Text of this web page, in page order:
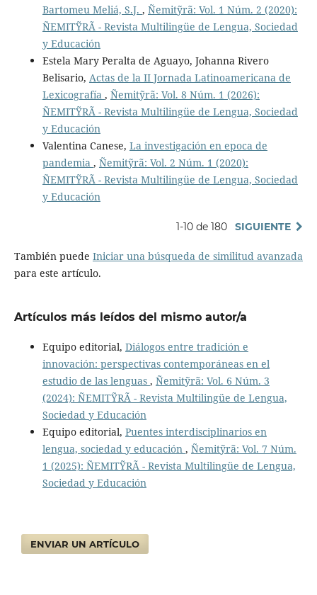
Bartomeu Meliá, S.J. , Ñemitỹrã: Vol. 1 Núm. 2 (2020):
ÑEMITỸRÃ - Revista Multilingüe de Lengua, Sociedad
y Educación
Estela Mary Peralta de Aguayo, Johanna Rivero
Belisario, Actas de la II Jornada Latinoamericana de
Lexicografía , Ñemitỹrã: Vol. 8 Núm. 1 (2026):
ÑEMITỸRÃ - Revista Multilingüe de Lengua, Sociedad
y Educación
Valentina Canese, La investigación en epoca de
pandemia , Ñemitỹrã: Vol. 2 Núm. 1 (2020):
ÑEMITỸRÃ - Revista Multilingüe de Lengua, Sociedad
y Educación
1-10 de 180 SIGUIENTE
También puede Iniciar una búsqueda de similitud avanzada
para este artículo.
Artículos más leídos del mismo autor/a
Equipo editorial, Diálogos entre tradición e
innovación: perspectivas contemporáneas en el
estudio de las lenguas , Ñemitỹrã: Vol. 6 Núm. 3
(2024): ÑEMITỸRÃ - Revista Multilingüe de Lengua,
Sociedad y Educación
Equipo editorial, Puentes interdisciplinarios en
lengua, sociedad y educación , Ñemitỹrã: Vol. 7 Núm.
1 (2025): ÑEMITỸRÃ - Revista Multilingüe de Lengua,
Sociedad y Educación
ENVIAR UN ARTÍCULO